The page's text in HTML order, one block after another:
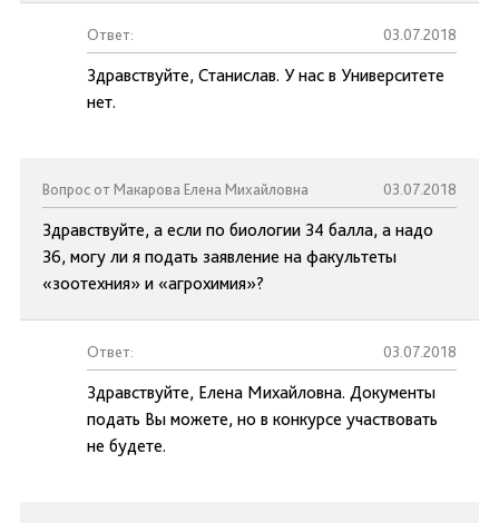
Ответ: 03.07.2018
Здравствуйте, Станислав. У нас в Университете
нет.
Вопрос от Макарова Елена Михайловна 03.07.2018
Здравствуйте, а если по биологии 34 балла, а надо
36, могу ли я подать заявление на факультеты
«зоотехния» и «агрохимия»?
Ответ: 03.07.2018
Здравствуйте, Елена Михайловна. Документы
подать Вы можете, но в конкурсе участвовать
не будете.